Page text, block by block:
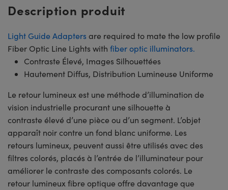
Description produit
Light Guide Adapters are required to mate the low profile
Fiber Optic Line Lights with fiber optic illuminators.
Contraste Élevé, Images Silhouettées
Hautement Diffus, Distribution Lumineuse Uniforme
Le retour lumineux est une méthode d’illumination de
vision industrielle procurant une silhouette à
contraste élevé d’une pièce ou d’un segment. L’objet
apparaît noir contre un fond blanc uniforme. Les
retours lumineux, peuvent aussi être utilisés avec des
filtres colorés, placés à l’entrée de l’illuminateur pour
améliorer le contraste des composants colorés. Le
retour lumineux fibre optique offre davantage que